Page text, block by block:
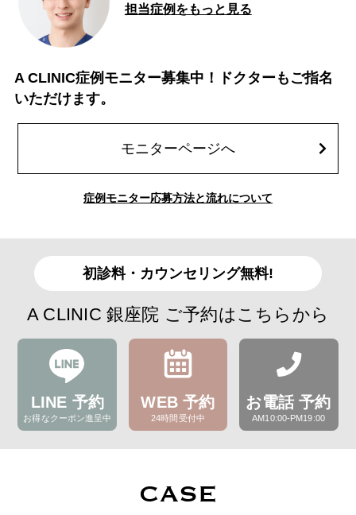
担当症例をもっと見る
A CLINIC症例モニター募集中！ドクターもご指名
いただけます。
モニターページへ
症例モニター応募方法と流れについて
初診料・カウンセリング無料!
A CLINIC 銀座院 ご予約はこちらから
LINE 予約
お得なクーポン進呈中
WEB 予約
24時間受付中
お電話 予約
AM10:00-PM19:00
CASE